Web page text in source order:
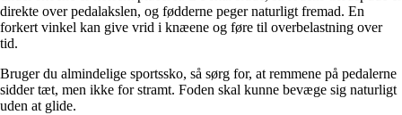
direkte over pedalakslen, og fødderne peger naturligt fremad. En
forkert vinkel kan give vrid i knæene og føre til overbelastning over
tid.
Bruger du almindelige sportssko, så sørg for, at remmene på pedalerne
sidder tæt, men ikke for stramt. Foden skal kunne bevæge sig naturligt
uden at glide.